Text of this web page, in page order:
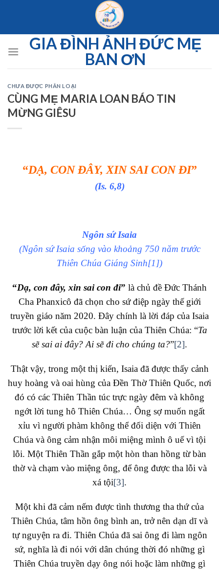
GIA ĐÌNH ẢNH ĐỨC MẸ
BAN ƠN
CHƯA ĐƯỢC PHÂN LOẠI
CÙNG MẸ MARIA LOAN BÁO TIN
MỪNG GIÊSU
“DẠ, CON ĐÂY, XIN SAI CON ĐI”
(Is. 6,8)
Ngôn sứ Isaia
(Ngôn sứ Isaia sống vào khoảng 750 năm trước
Thiên Chúa Giáng Sinh[1])
“Dạ, con đây, xin sai con đi” là chủ đề Đức Thánh
Cha Phanxicô đã chọn cho sứ điệp ngày thế giới
truyền giáo năm 2020. Đây chính là lời đáp của Isaia
trước lời kết của cuộc bàn luận của Thiên Chúa: “Ta
sẽ sai ai đây? Ai sẽ đi cho chúng ta?”[2].
Thật vậy, trong một thị kiến, Isaia đã được thấy cảnh
huy hoàng và oai hùng của Đền Thờ Thiên Quốc, nơi
đó có các Thiên Thần túc trực ngày đêm và không
ngớt lời tung hô Thiên Chúa… Ông sợ muốn ngất
xỉu vì người phàm không thể đối diện với Thiên
Chúa và ông cảm nhận môi miệng mình ô uế vì tội
lỗi. Một Thiên Thần gắp một hòn than hồng từ bàn
thờ và chạm vào miệng ông, để ông được tha lỗi và
xá tội[3].
Một khi đã cảm nếm được tình thương tha thứ của
Thiên Chúa, tâm hồn ông bình an, trở nên dạn dĩ và
tự nguyện ra đi. Thiên Chúa đã sai ông đi làm ngôn
sứ, nghĩa là đi nói với dân chúng thời đó những gì
Thiên Chúa truyền dạy ông nói hoặc làm những gì